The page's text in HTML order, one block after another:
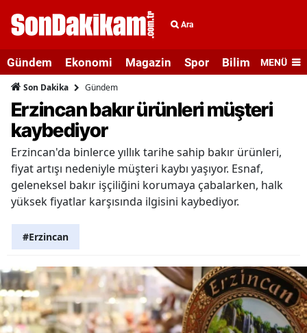
Ara
Gündem Ekonomi Magazin Spor Bilim veMENÜ
Son Dakika Gündem
Erzincan bakır ürünleri müşteri
kaybediyor
Erzincan'da binlerce yıllık tarihe sahip bakır ürünleri,
fiyat artışı nedeniyle müşteri kaybı yaşıyor. Esnaf,
geleneksel bakır işçiliğini korumaya çabalarken, halk
yüksek fiyatlar karşısında ilgisini kaybediyor.
#Erzincan